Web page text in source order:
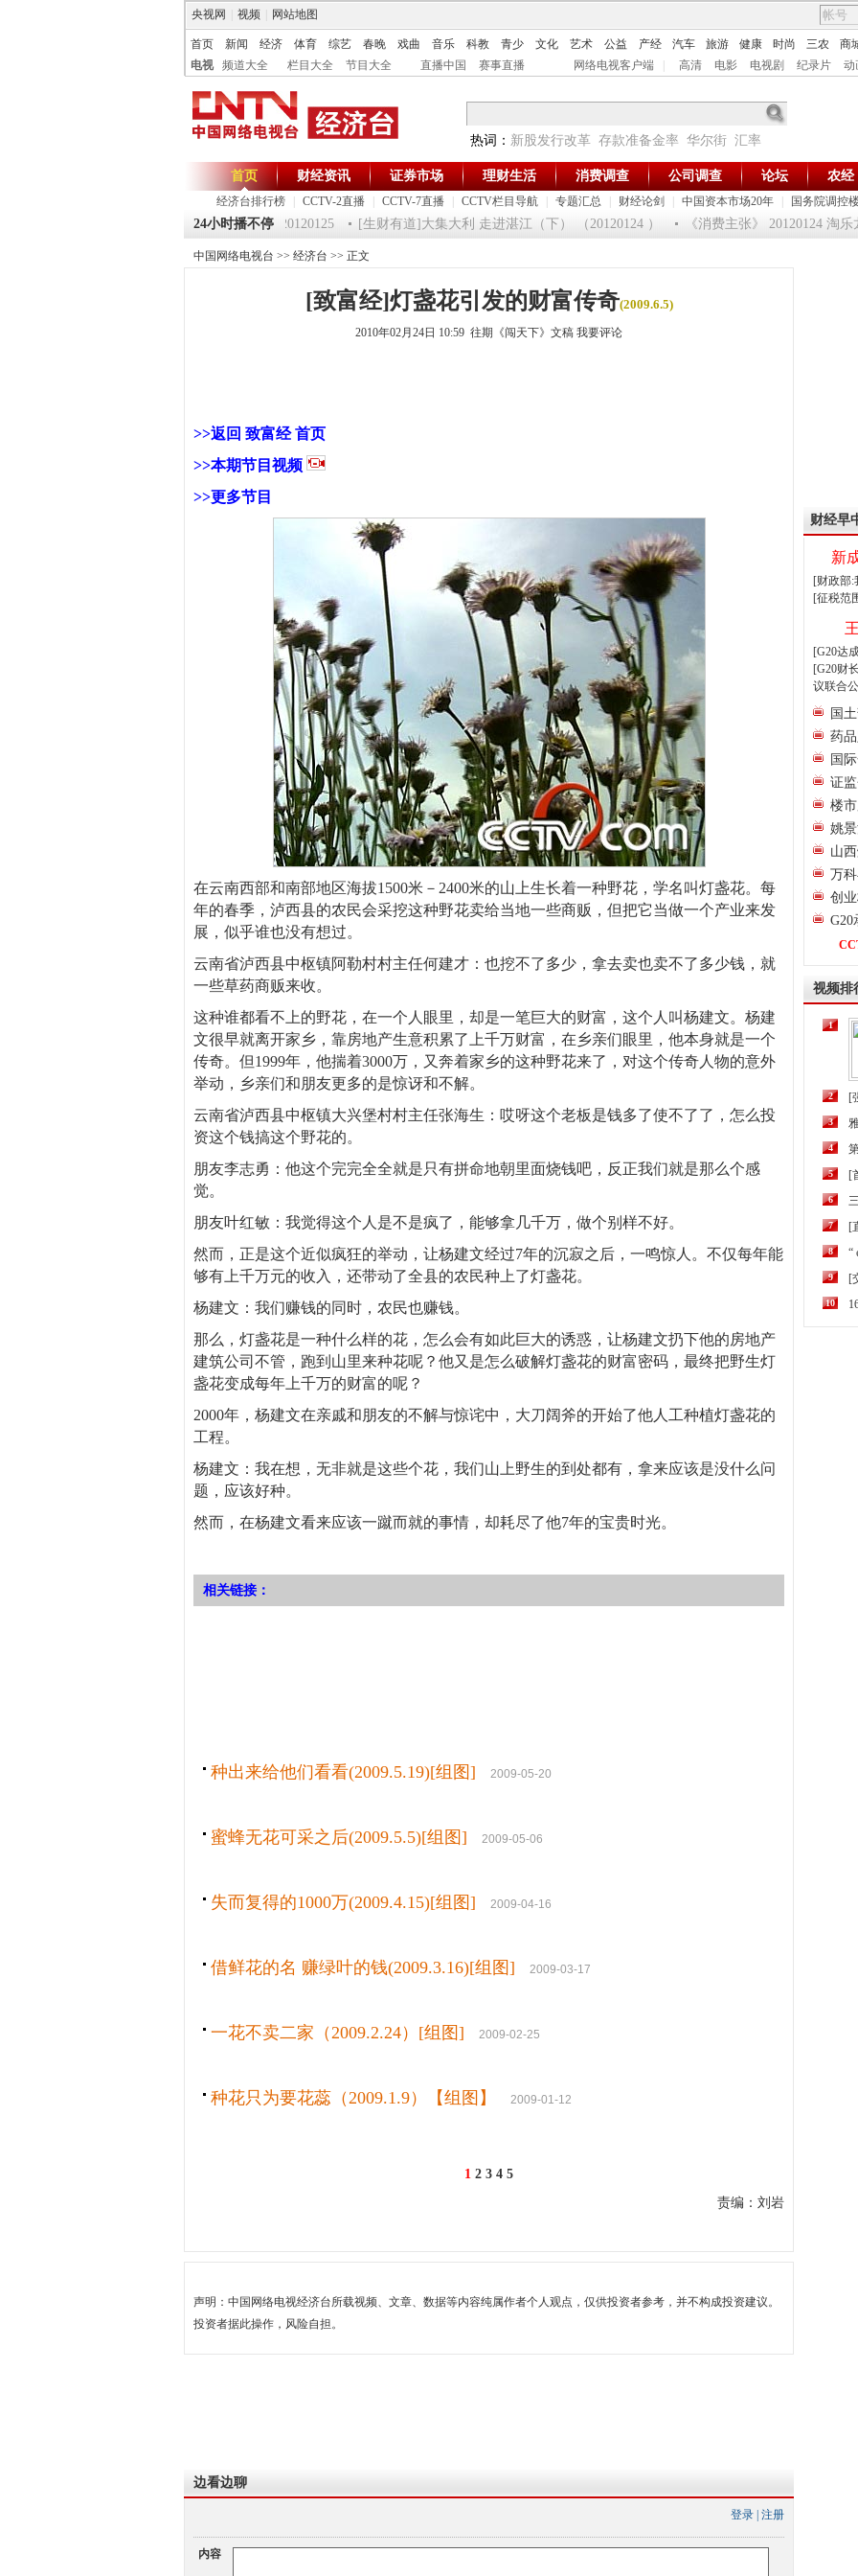
央视网 视频 网站地图
首页 新闻 经济 体育 综艺 春晚 戏曲 音乐 科教 青少 文化 艺术 公益 产经 汽车 旅游 健康 时尚 三农 商
电视
频道大全 栏目大全 节目大全 直播中国 赛事直播 网络电视客户端 高清 电影 电视剧 纪录片 动
热词： 新股发行改革 存款准备金率 华尔街 汇率
首页
经济台排行榜 CCTV-2直播 CCTV-7直播 CCTV栏目导航 专题汇总 财经论剑 中国资本市场20年 国务院调控
财经资讯 证券市场 理财生活 消费调查 公司调查 论坛 农经
24小时播不停
《第一时间》 20120125 [生财有道]大集大利 走进湛江（下） （20120124 ） 《消费主张》 20120124 淘乐
中国网络电视台 >> 经济台 >> 正文
[致富经]灯盏花引发的财富传奇(2009.6.5)
2010年02月24日 10:59 往期《闯天下》文稿 我要评论
>>返回 致富经 首页
>>本期节目视频
>>更多节目
在云南西部和南部地区海拔1500米－2400米的山上生长着一种野花，学名叫灯盏花。每
年的春季，泸西县的农民会采挖这种野花卖给当地一些商贩，但把它当做一个产业来发
展，似乎谁也没有想过。
云南省泸西县中枢镇阿勒村村主任何建才：也挖不了多少，拿去卖也卖不了多少钱，就
一些草药商贩来收。
这种谁都看不上的野花，在一个人眼里，却是一笔巨大的财富，这个人叫杨建文。杨建
文很早就离开家乡，靠房地产生意积累了上千万财富，在乡亲们眼里，他本身就是一个
传奇。但1999年，他揣着3000万，又奔着家乡的这种野花来了，对这个传奇人物的意外
举动，乡亲们和朋友更多的是惊讶和不解。
云南省泸西县中枢镇大兴堡村村主任张海生：哎呀这个老板是钱多了使不了了，怎么投
资这个钱搞这个野花的。
朋友李志勇：他这个完完全全就是只有拼命地朝里面烧钱吧，反正我们就是那么个感
觉。
朋友叶红敏：我觉得这个人是不是疯了，能够拿几千万，做个别样不好。
然而，正是这个近似疯狂的举动，让杨建文经过7年的沉寂之后，一鸣惊人。不仅每年能
够有上千万元的收入，还带动了全县的农民种上了灯盏花。
杨建文：我们赚钱的同时，农民也赚钱。
那么，灯盏花是一种什么样的花，怎么会有如此巨大的诱惑，让杨建文扔下他的房地产
建筑公司不管，跑到山里来种花呢？他又是怎么破解灯盏花的财富密码，最终把野生灯
盏花变成每年上千万的财富的呢？
2000年，杨建文在亲戚和朋友的不解与惊诧中，大刀阔斧的开始了他人工种植灯盏花的
工程。
杨建文：我在想，无非就是这些个花，我们山上野生的到处都有，拿来应该是没什么问
题，应该好种。
然而，在杨建文看来应该一蹴而就的事情，却耗尽了他7年的宝贵时光。
相关链接：
种出来给他们看看(2009.5.19)[组图] 2009-05-20
蜜蜂无花可采之后(2009.5.5)[组图] 2009-05-06
失而复得的1000万(2009.4.15)[组图] 2009-04-16
借鲜花的名 赚绿叶的钱(2009.3.16)[组图] 2009-03-17
一花不卖二家（2009.2.24）[组图] 2009-02-25
种花只为要花蕊（2009.1.9）【组图】 2009-01-12
1 2 3 4 5
责编：刘岩
声明：中国网络电视经济台所载视频、文章、数据等内容纯属作者个人观点，仅供投资者参考，并不构成投资建议。
投资者据此操作，风险自担。
边看边聊
登录 注册
内容
财经早
新
[财政部:
[征税范
[G20达
[G20财
议联合
国
药
国
证
楼
姚
山
万
创
G20
视频排
1
2 [
3
4
5 [
6
7 [
8 “
9 [
10